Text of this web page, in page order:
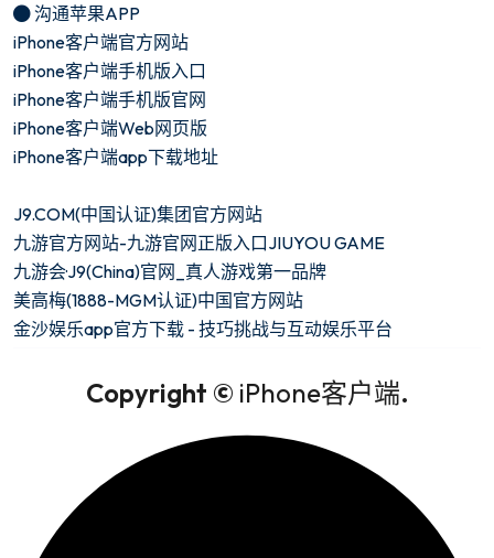
沟通苹果APP
iPhone客户端官方网站
iPhone客户端手机版入口
iPhone客户端手机版官网
iPhone客户端Web网页版
iPhone客户端app下载地址
J9.COM(中国认证)集团官方网站
九游官方网站-九游官网正版入口JIUYOU GAME
九游会·J9(China)官网_真人游戏第一品牌
美高梅(1888-MGM认证)中国官方网站
金沙娱乐app官方下载 - 技巧挑战与互动娱乐平台
Copyright © iPhone客户端.